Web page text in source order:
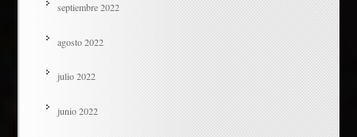
septiembre 2022
agosto 2022
julio 2022
junio 2022